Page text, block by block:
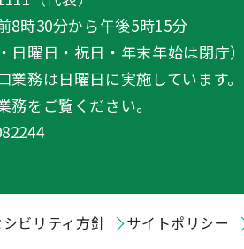
時30分から午後5時15分
日曜日・祝日・年末年始は閉庁）
業務は日曜日に実施しています。
務をご覧ください。
ビリティ方針 サイトポリシー